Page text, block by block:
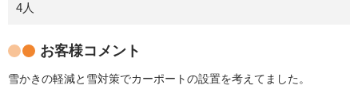
4人
お客様コメント
雪かきの軽減と雪対策でカーポートの設置を考えてました。